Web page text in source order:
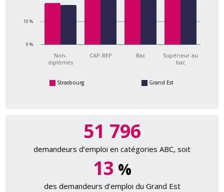
Non-
diplômés
CAP-BEP Bac
Supérieur au
bac
0 %
10 %
Strasbourg Grand Est
51 796
demandeurs d’emploi en catégories ABC, soit
13 %
des demandeurs d’emploi du Grand Est